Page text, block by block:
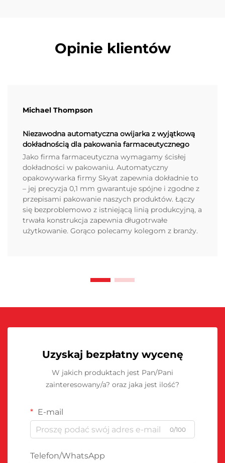
Opinie klientów
Michael Thompson
Niezawodna automatyczna owijarka z wyjątkową
dokładnością dla pakowania farmaceutycznego
Jako firma farmaceutyczna wymagamy ścisłej
dokładności w pakowaniu. Automatyczny
opakowywarka firmy Skyat zapewnia dokładnie to
– jej precyzja 0,1 mm gwarantuje spójne i zgodne z
przepisami pakowanie naszych produktów. Łączy
się bezproblemowo z istniejącą linią produkcyjną, a
trwała konstrukcja zapewnia długotrwałe
użytkowanie. Gorąco polecamy kolegom z branży.
Uzyskaj bezpłatny wycenę
W jakich produktach jest Pan/Pani
zainteresowany/a? oraz jaka jest ilość?
E-mail
0/100
Telefon/WhatsApp